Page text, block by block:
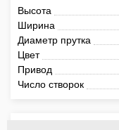
Высота
Ширина
Диаметр прутка
Цвет
Привод
Число створок